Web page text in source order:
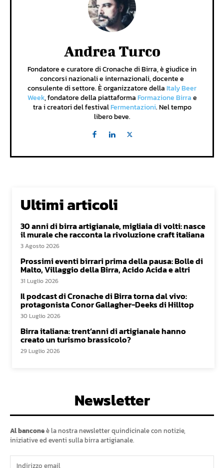
Andrea Turco
Fondatore e curatore di Cronache di Birra, è giudice in
concorsi nazionali e internazionali, docente e
consulente di settore. È organizzatore della Italy Beer
Week, fondatore della piattaforma Formazione Birrae
tra i creatori del festivalFermentazioni. Nel tempo
libero beve.
Ultimi articoli
30 anni di birra artigianale, migliaia di volti: nasce
il murale che racconta la rivoluzione craft italiana
3 Agosto 2026
Prossimi eventi birrari prima della pausa: Bolle di
Malto, Villaggio della Birra, Acido Acida e altri
31 Luglio 2026
Il podcast di Cronache di Birra torna dal vivo:
protagonista Conor Gallagher-Deeks di Hilltop
30 Luglio 2026
Birra italiana: trent’anni di artigianale hanno
creato un turismo brassicolo?
29 Luglio 2026
Newsletter
Al banconeè la nostra newsletter quindicinale con notizie,
iniziative ed eventi sulla birra artigianale.